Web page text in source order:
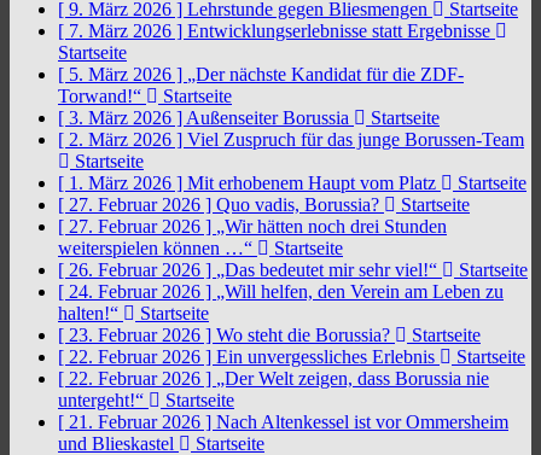
[ 9. März 2026 ] Lehrstunde gegen Bliesmengen
Startseite
[ 7. März 2026 ] Entwicklungserlebnisse statt Ergebnisse
Startseite
[ 5. März 2026 ] „Der nächste Kandidat für die ZDF-
Torwand!“
Startseite
[ 3. März 2026 ] Außenseiter Borussia
Startseite
[ 2. März 2026 ] Viel Zuspruch für das junge Borussen-Team
Startseite
[ 1. März 2026 ] Mit erhobenem Haupt vom Platz
Startseite
[ 27. Februar 2026 ] Quo vadis, Borussia?
Startseite
[ 27. Februar 2026 ] „Wir hätten noch drei Stunden
weiterspielen können …“
Startseite
[ 26. Februar 2026 ] „Das bedeutet mir sehr viel!“
Startseite
[ 24. Februar 2026 ] „Will helfen, den Verein am Leben zu
halten!“
Startseite
[ 23. Februar 2026 ] Wo steht die Borussia?
Startseite
[ 22. Februar 2026 ] Ein unvergessliches Erlebnis
Startseite
[ 22. Februar 2026 ] „Der Welt zeigen, dass Borussia nie
untergeht!“
Startseite
[ 21. Februar 2026 ] Nach Altenkessel ist vor Ommersheim
und Blieskastel
Startseite